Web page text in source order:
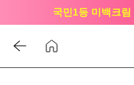
국민1등 미백크림